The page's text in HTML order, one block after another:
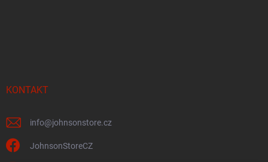
KONTAKT
info@johnsonstore.cz
JohnsonStoreCZ